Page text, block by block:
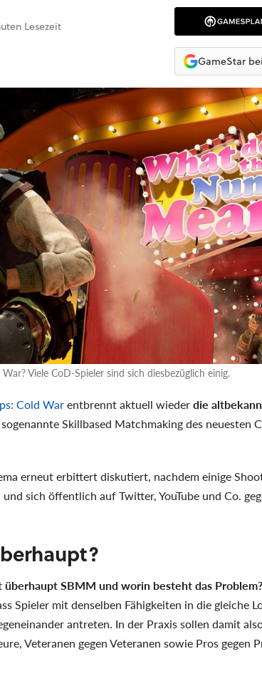
Lesezeit
GameStar
Viele CoD-Spieler sind sich diesbezüglich einig.
Cold Warentbrennt aktuell wiederdie
Skillbased Matchmaking des neuesten
erneut erbittert diskutiert, nachdem einige
sich öffentlich auf Twitter, YouTube und Co.
überhaupt SBMM und worin besteht das Problem?
Spieler mit denselben Fähigkeiten in die gleiche
antreten. In der Praxis sollen damit
Veteranen gegen Veteranen sowie Pros gegen